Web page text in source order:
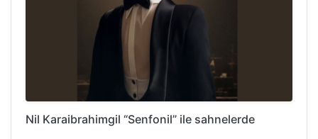
Nil Karaibrahimgil “Senfonil” ile sahnelerde